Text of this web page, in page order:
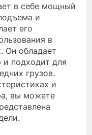
в себе мощный
и
его
в
Он обладает
подходит для
грузов.
и
вы можете